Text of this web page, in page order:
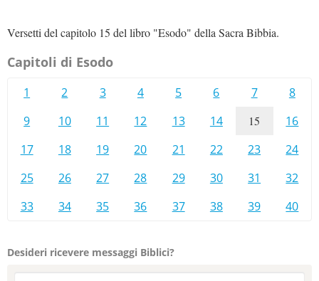
Versetti del capitolo 15 del libro "Esodo" della Sacra Bibbia.
Capitoli di Esodo
1 2 3 4 5 6 7
8
9
10 11 12 13 14 15
16
17
18 19 20 21 22 23
24
25
26 27 28 29 30 31
32
33
34 35 36 37 38 39 40
Desideri ricevere messaggi Biblici?